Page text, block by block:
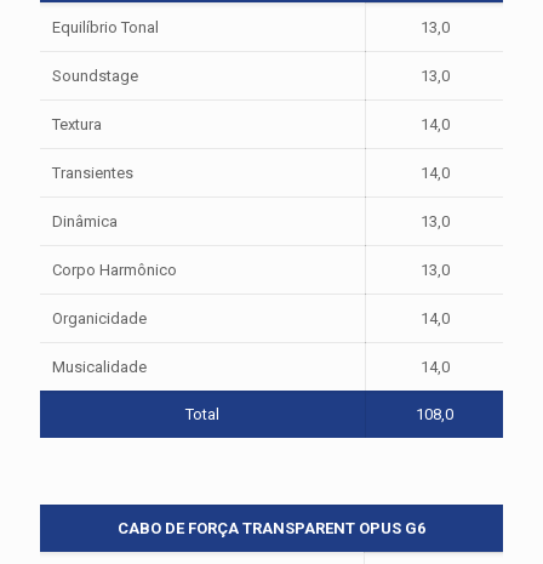
Equilíbrio Tonal 13,0
Soundstage 13,0
Textura 14,0
Transientes 14,0
Dinâmica 13,0
Corpo Harmônico 13,0
Organicidade 14,0
Musicalidade 14,0
Total 108,0
CABO DE FORÇA TRANSPARENT OPUS G6